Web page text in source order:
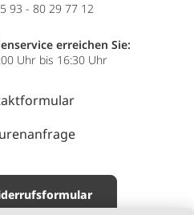
93 - 80 29 77 12
erreichen Sie:
Uhr bis 16:30 Uhr